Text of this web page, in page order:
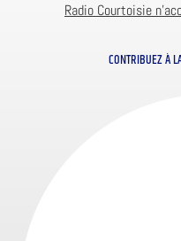
Radio Courtoisie
CONTRIBUEZ À